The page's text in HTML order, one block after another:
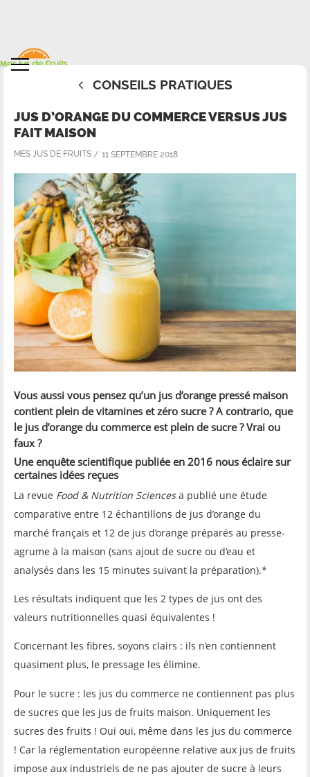
CONSEILS PRATIQUES
JUS D’ORANGE DU COMMERCE VERSUS JUS
FAIT MAISON
MES JUS DE FRUITS 11 SEPTEMBRE 2018
Vous aussi vous pensez qu’un jus d’orange pressé maison
contient plein de vitamines et zéro sucre ? A contrario, que
le jus d’orange du commerce est plein de sucre ? Vrai ou
faux?
Uneenquête scientifique publiée en 2016 nous éclaire sur
certaines idées reçues
La revue Food & Nutrition Sciencesa publié une étude
comparative entre 12 échantillons de jus d’orange du
marché français et 12 de jus d’orange préparés au presse-
agrume à la maison (sans ajout de sucre ou d’eau et
analysés dans les 15 minutes suivant la préparation).*
Les résultats indiquent que les 2 types de jus ont des
valeurs nutritionnelles quasi équivalentes !
Concernant les fibres, soyons clairs : ils n’en contiennent
quasiment plus, le pressage les élimine.
Pour le sucre : les jus du commerce ne contiennent pas plus
de sucres que les jus de fruits maison. Uniquement les
sucres des fruits ! Oui oui, même dans les jus du commerce
! Car la réglementation européenne relative aux jus de fruits
impose aux industriels de ne pas ajouter de sucre à leurs